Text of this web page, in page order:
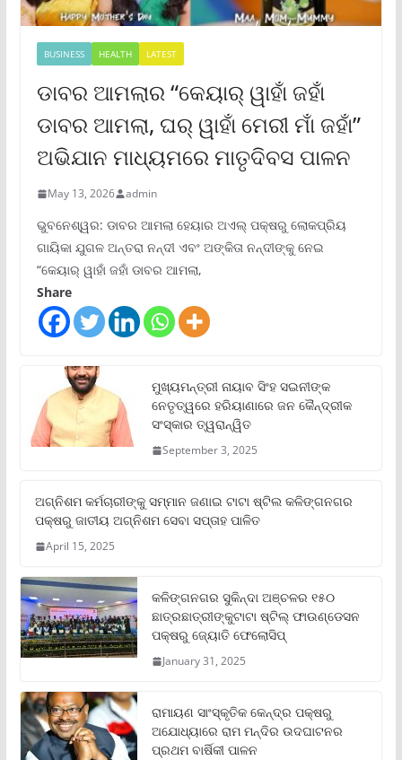
BUSINESS HEALTH LATEST
ଡାବର ଆମଲାର “କେୟାର୍ ୱାହାଁ ଜହାଁ
ଡାବର ଆମଲା, ଘର୍ ୱାହାଁ ମେରୀ ମାଁ ଜହାଁ”
ଅଭିଯାନ ମାଧ୍ୟମରେ ମାତୃଦିବସ ପାଳନ
May 13, 2026 admin
ଭୁବନେଶ୍ୱର: ଡାବର ଆମଲା ହେୟାର ଅଏଲ୍ ପକ୍ଷରୁ ଲୋକପ୍ରିୟ
ଗାୟିକା ଯୁଗଳ ଅନ୍ତରା ନନ୍ଦୀ ଏବଂ ଅଙ୍କିତା ନନ୍ଦୀଙ୍କୁ ନେଇ
“କେୟାର୍ ୱାହାଁ ଜହାଁ ଡାବର ଆମଲା,
Share
ମୁଖ୍ୟମନ୍ତ୍ରୀ ନାୟାବ ସିଂହ ସଇନୀଙ୍କ
ନେତୃତ୍ୱରେ ହରିୟାଣାରେ ଜନ କୈନ୍ଦ୍ରୀକ
ସଂସ୍କାର ତ୍ୱରାନ୍ୱିତ
September 3, 2025
ଅଗ୍ନିଶମ କର୍ମଚାରୀଙ୍କୁ ସମ୍ମାନ ଜଣାଇ ଟାଟା ଷ୍ଟିଲ କଳିଙ୍ଗନଗର
ପକ୍ଷରୁ ଜାତୀୟ ଅଗ୍ନିଶମ ସେବା ସପ୍ତାହ ପାଳିତ
April 15, 2025
କଳିଙ୍ଗନଗର ସୁକିନ୍ଦା ଅଞ୍ଚଳର ୧୫୦
ଛାତ୍ରଛାତ୍ରୀଙ୍କୁଟାଟା ଷ୍ଟିଲ୍ ଫାଉଣ୍ଡେସନ
ପକ୍ଷରୁ ଜ୍ୟୋତି ଫେଲୋସିପ୍‌
January 31, 2025
ରାମାୟଣ ସାଂସ୍କୃତିକ କେନ୍ଦ୍ର ପକ୍ଷରୁ
ଅଯୋଧ୍ୟାରେ ରାମ ମନ୍ଦିର ଉଦଘାଟନର
ପ୍ରଥମ ବାର୍ଷିକୀ ପାଳନ